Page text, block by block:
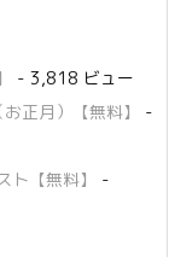
- 3,818 ビュー
正月）【無料】
-
【無料】
-